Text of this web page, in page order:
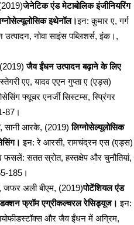
जेनेटिक एंड मेटाबोलिक इंजीनियरिंग
इथेनॉल।इन: कुमार ए, गर्ग
नोवा साइंस पब्लिशर्स, इंक।,
जैव ईंधन उत्पादन बढ़ाने के लिए
एए, यादव एएन गुप्ता ए (एड्स)
फ्यूचर एनर्जी सिस्टम्स, स्प्रिंगर
87।
, सानी आरके, (2019)लिग्नोसेल्यूलोसिक
इन: रे आरसी, रामचंद्रन एस (एड्स)
फसलें: सतत स्रोत, हस्तक्षेप और चुनौतियां,
185।
जफर अली बीएम, (2019)पोटेंशियल एंड
फ्रॉम एग्रीकल्चरल रेसिड्यूज। इन:
और जैव ईंधन में अग्रिम,